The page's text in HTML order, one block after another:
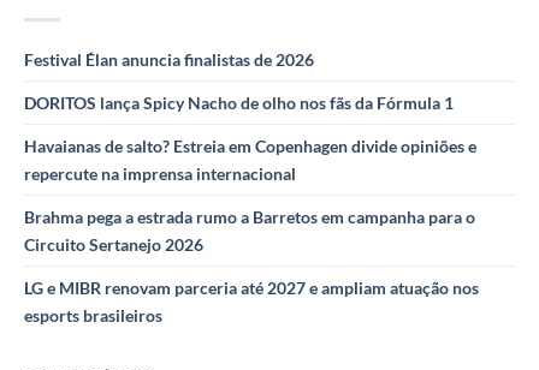
Festival Élan anuncia finalistas de 2026
DORITOS lança Spicy Nacho de olho nos fãs da Fórmula 1
Havaianas de salto? Estreia em Copenhagen divide opiniões e
repercute na imprensa internacional
Brahma pega a estrada rumo a Barretos em campanha para o
Circuito Sertanejo 2026
LG e MIBR renovam parceria até 2027 e ampliam atuação nos
esports brasileiros